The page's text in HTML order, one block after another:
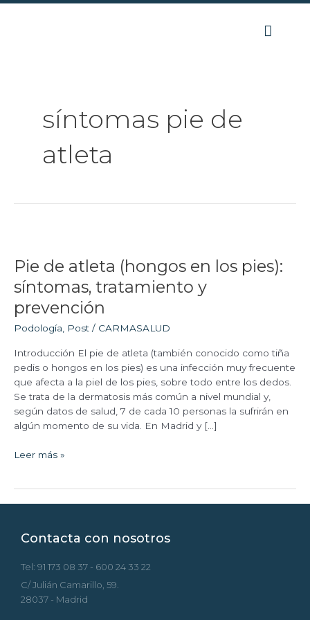
Ir
síntomas pie de
atleta
Pie de atleta (hongos en los pies):
síntomas, tratamiento y
prevención
Podología Post / CARMASALUD
Introducción El pie de atleta (también conocido como tiña
pedis o hongos en los pies) es una infección muy frecuente
que afecta a la piel de los pies, sobre todo entre los dedos.
Se trata de la dermatosis más común a nivel mundial y,
según datos de salud, 7 de cada 10 personas la sufrirán en
algún momento de su vida. En Madrid y […]
atleta
en
los
síntomas,
tratamiento
y
prevención
Leer más »
Contacta con nosotros
Tel: 91 173 08 37 - 600 24 33 22
C/ Julián Camarillo, 59.
28037 - Madrid